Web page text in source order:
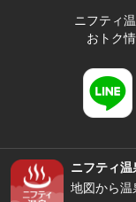
ニフティ
おトク
ニフティ温
地図から温